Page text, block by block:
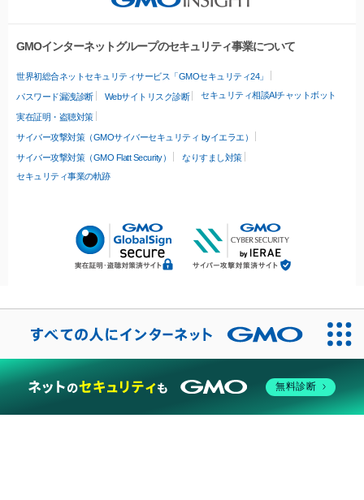
GMOインターネットグループのセキュリティ事業について
世界初総合ネットセキュリティサービス「GMOセキュリティ24」
パスワード漏洩診断 Webサイトリスク診断 セキュリティ相談AIチャットボット
実在証明・盗聴対策
サイバー攻撃対策（GMOサイバーセキュリティ byイエラエ）
サイバー攻撃対策（GMO Flatt Security）
なりすまし対策
セキュリティ事業の軌跡
無料診断